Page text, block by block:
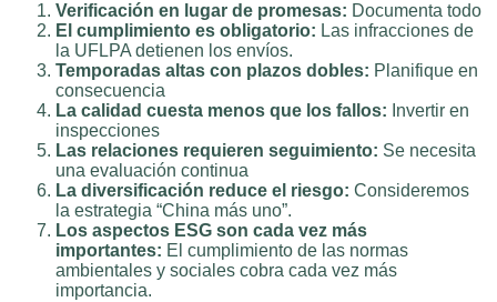
Verificación en lugar de promesas: Documenta todo
El cumplimiento es obligatorio: Las infracciones de
la UFLPA detienen los envíos.
Temporadas altas con plazos dobles: Planifique en
consecuencia
La calidad cuesta menos que los fallos: Invertir en
inspecciones
Las relaciones requieren seguimiento: Se necesita
una evaluación continua
La diversificación reduce el riesgo: Consideremos
la estrategia “China más uno”.
Los aspectos ESG son cada vez más
importantes: El cumplimiento de las normas
ambientales y sociales cobra cada vez más
importancia.